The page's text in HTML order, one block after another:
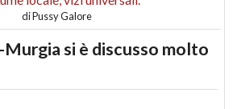
diPussy Galore
si è discusso molto